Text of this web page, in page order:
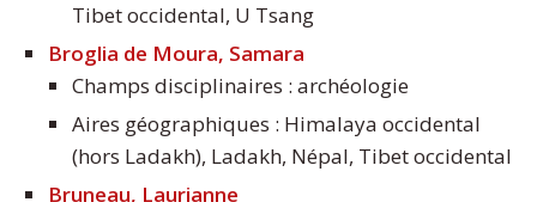
Tibet occidental, U Tsang
Broglia de Moura, Samara
Champs disciplinaires : archéologie
Aires géographiques : Himalaya occidental
(hors Ladakh), Ladakh, Népal, Tibet occidental
Bruneau, Laurianne